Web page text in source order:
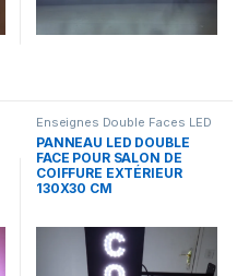
Enseignes Double Faces LED
PANNEAU LED DOUBLE
FACE POUR SALON DE
COIFFURE EXTÉRIEUR
130X30 CM